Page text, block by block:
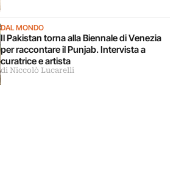
DAL MONDO
Il Pakistan torna alla Biennale di Venezia
per raccontare il Punjab. Intervista a
curatrice e artista
di Niccolò Lucarelli